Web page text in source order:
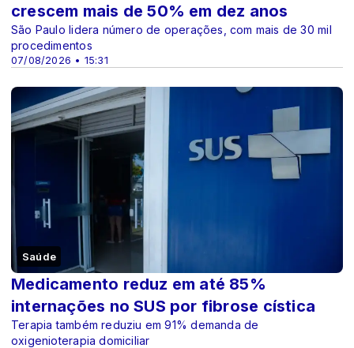
07/08/2026 • 15:31
crescem mais de 50% em dez anos
São Paulo lidera número de operações, com mais de 30 mil
procedimentos
Saúde
Medicamento reduz em até 85%
internações no SUS por fibrose cística
Terapia também reduziu em 91% demanda de
oxigenioterapia domiciliar